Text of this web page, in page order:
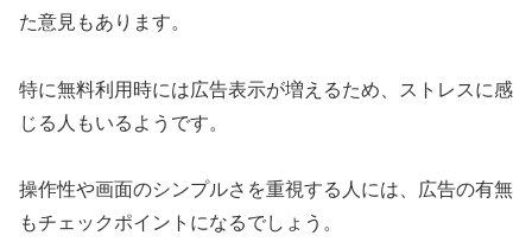
た意見もあります。
特に無料利用時には広告表示が増えるため、ストレスに感
じる人もいるようです。
操作性や画面のシンプルさを重視する人には、広告の有無
もチェックポイントになるでしょう。